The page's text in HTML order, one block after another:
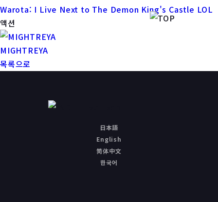
Warota: I Live Next to The Demon King's Castle LOL
액션
MIGHTREYA
목록으로
日本語
English
简体中文
한국어